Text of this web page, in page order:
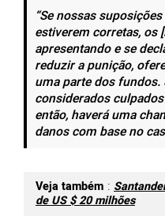
“Se nossas
estiverem corretas, os
apresentando e se
reduzir a punição,
uma parte dos fundos.
considerados
então, haverá uma
danos com base no
Veja também :
de US $ 20 milhões